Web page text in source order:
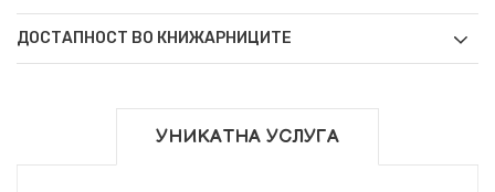
ДОСТАПНОСТ ВО КНИЖАРНИЦИТЕ
УНИКАТНА УСЛУГА